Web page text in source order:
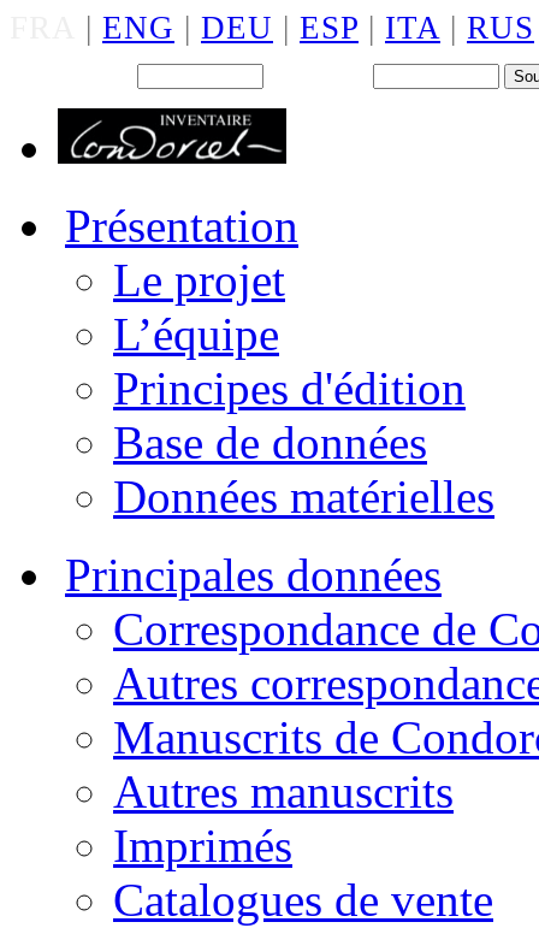
| ENG | DEU | ESP | ITA | RUS
Présentation
Le projet
L’équipe
Principes d'édition
Base de données
Données matérielles
Principales données
Correspondance de
Autres
Manuscrits de
Autres manuscrits
Imprimés
Catalogues de vente